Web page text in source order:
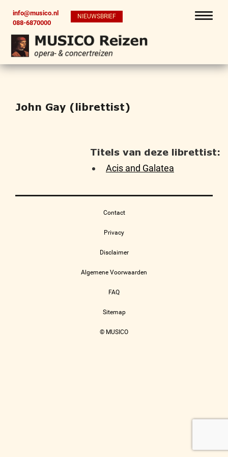
info@musico.nl
088-6870000
NIEUWSBRIEF
John Gay (librettist)
Titels van deze librettist:
Acis and Galatea
Contact
Privacy
Disclaimer
Algemene Voorwaarden
FAQ
Sitemap
© MUSICO